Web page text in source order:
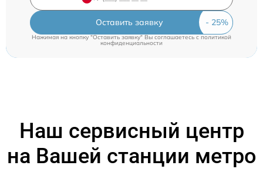
Оставить заявку
Нажимая на кнопку "Оставить заявку" Вы соглашаетесь cполитикой
конфиденциальности
Наш сервисный центр
на Вашей станции метро